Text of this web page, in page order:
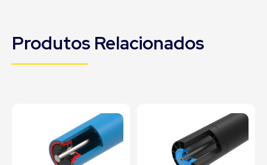
Produtos Relacionados